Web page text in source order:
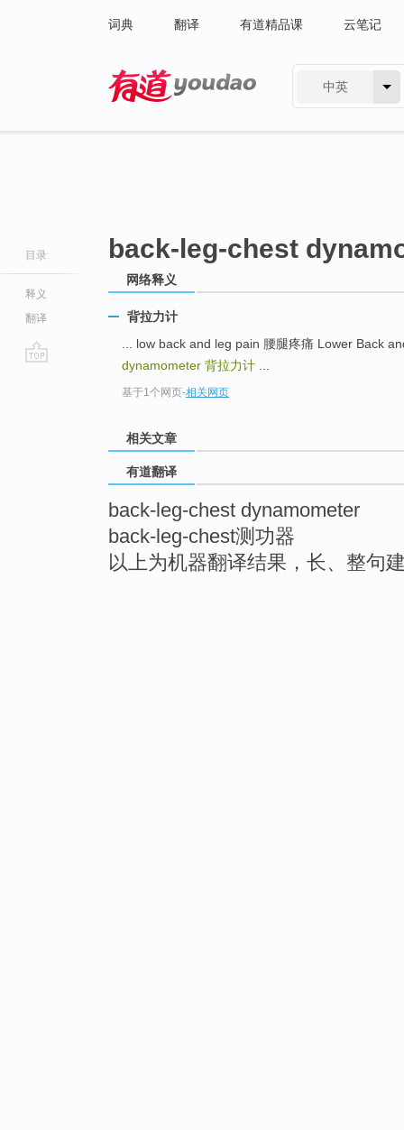
词典 翻译 有道精品课 云笔记
中英
目录
释义
翻译
back-leg-chest
网络释义
背拉力计
... low back and leg pain 腰腿疼痛 Lower Back
dynamometer 背拉力计
基于1个网页-相关网页
相关文章
有道翻译
back-leg-chest dynamometer
back-leg-chest测功器
以上为机器翻译结果，长、整句